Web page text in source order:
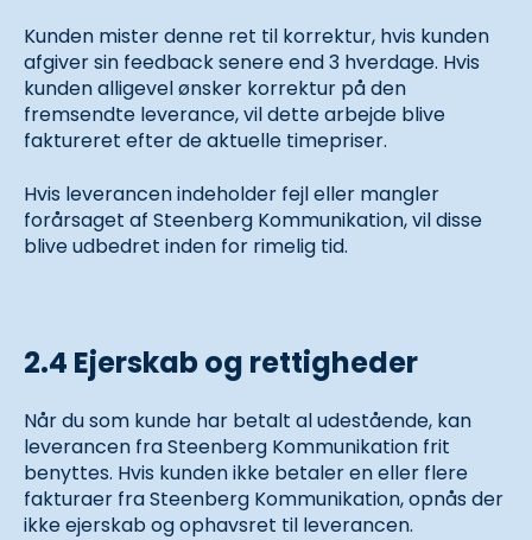
Kunden mister denne ret til korrektur, hvis kunden
afgiver sin feedback senere end 3 hverdage. Hvis
kunden alligevel ønsker korrektur på den
fremsendte leverance, vil dette arbejde blive
faktureret efter de aktuelle timepriser.
Hvis leverancen indeholder fejl eller mangler
forårsaget af Steenberg Kommunikation, vil disse
blive udbedret inden for rimelig tid.
2.4 Ejerskab og rettigheder
Når du som kunde har betalt al udestående, kan
leverancen fra Steenberg Kommunikation frit
benyttes. Hvis kunden ikke betaler en eller flere
fakturaer fra Steenberg Kommunikation, opnås der
ikke ejerskab og ophavsret til leverancen.